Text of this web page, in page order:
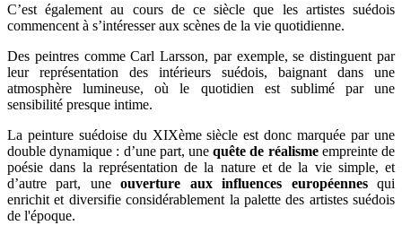
C’est également au cours de ce siècle que les artistes suédois
commencent à s’intéresser aux scènes de la vie quotidienne.
Des peintres comme Carl Larsson, par exemple, se distinguent par
leur représentation des intérieurs suédois, baignant dans une
atmosphère lumineuse, où le quotidien est sublimé par une
sensibilité presque intime.
La peinture suédoise du XIXème siècle est donc marquée par une
double dynamique : d’une part, unequête de réalismeempreinte de
poésie dans la représentation de la nature et de la vie simple, et
d’autre part, uneouverture aux influences européennesqui
enrichit et diversifie considérablement la palette des artistes suédois
de l'époque.